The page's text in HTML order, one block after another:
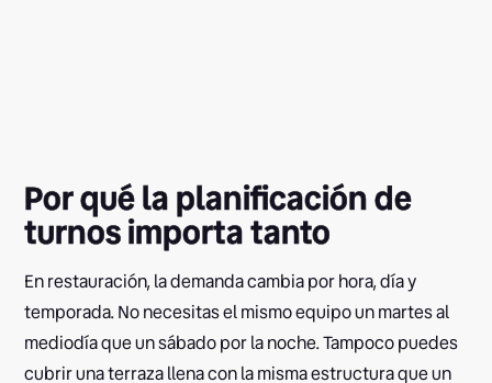
Por qué la planificación de
turnos importa tanto
En restauración, la demanda cambia por hora, día y
temporada. No necesitas el mismo equipo un martes al
mediodía que un sábado por la noche. Tampoco puedes
cubrir una terraza llena con la misma estructura que un